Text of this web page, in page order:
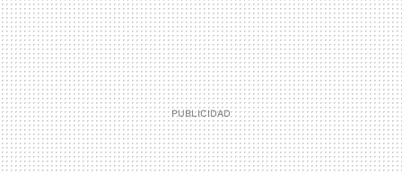
MAIL